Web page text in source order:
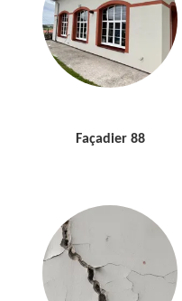
Façadier 88